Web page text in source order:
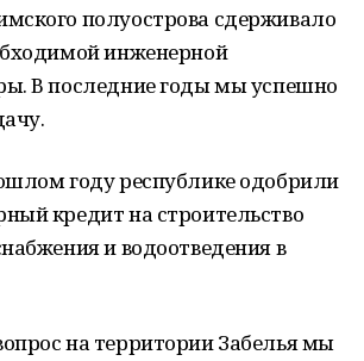
полуострова сдерживало
инженерной
В последние годы мы успешно
году республике одобрили
кредит на строительство
и водоотведения в
на территории Забелья мы